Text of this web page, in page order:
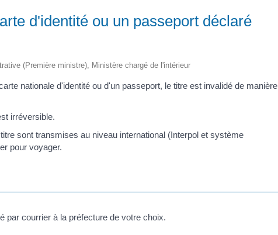
d'identité ou un passeport déclaré
(Première ministre), Ministère chargé de l'intérieur
nationale d'identité ou d'un passeport, le titre est invalidé de manière
irréversible.
sont transmises au niveau international (Interpol et système
pour voyager.
par courrier à la préfecture de votre choix.